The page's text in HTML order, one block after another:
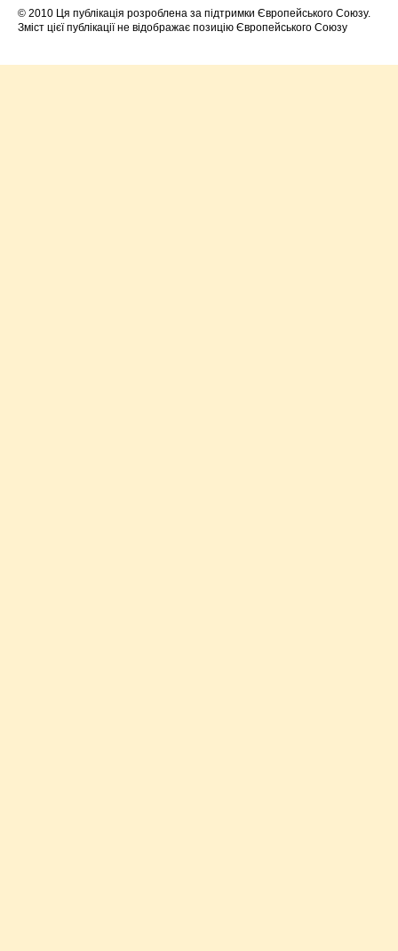
© 2010 Ця публікація розроблена за підтримки Європейського Союзу.
Зміст цієї публікації не відображає позицію Європейського Союзу